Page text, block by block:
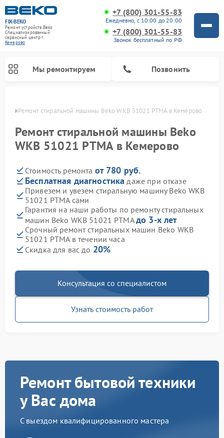
FIX-BEKO
Ремонт устройств Beko
Специализированный
cервисный центр г.
Кемерово
+7 (800) 301-55-83
Ежедневно, с 10:00 до 20:00
+7 (800) 301-55-83
Звонок бесплатный по РФ
Мы ремонтируем Позвонить
Ремонт стиральной машины Beko WKB 51021 PTМА в Кемерово
Ремонт стиральной машины Beko
WKB 51021 PTМА в Кемерово
Стоимость ремонта от 780 руб.
Бесплатная диагностика даже при отказе
Привезем и увезем стиральную машину Beko WKB
51021 PTМА сами
Гарантия на наши работы по ремонту стиральных
машин Beko WKB 51021 PTМАдо 3-х лет
Срочный ремонт стиральных машин Beko WKB
51021 PTМА в течении часа
Скидка для вас до 20%
Консультация со специалистом
Узнать стоимость работ
Ремонт бытовой техники
у Вас дома
С выездом квалифицированного мастера